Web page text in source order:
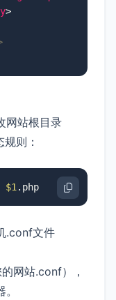
>
网站根目录
则：
$1 .php
.conf文件
网站.conf），